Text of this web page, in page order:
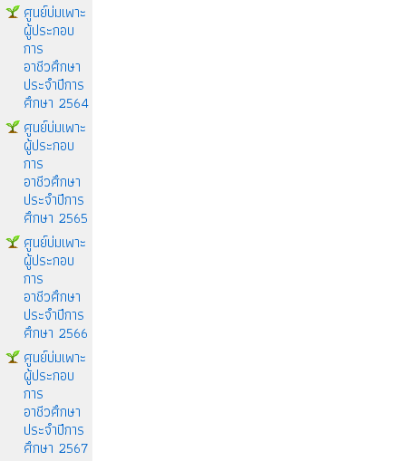
ศูนย์บ่มเพาะ
ผู้ประกอบ
การ
อาชีวศึกษา
ประจำปีการ
ศึกษา 2564
ศูนย์บ่มเพาะ
ผู้ประกอบ
การ
อาชีวศึกษา
ประจำปีการ
ศึกษา 2565
ศูนย์บ่มเพาะ
ผู้ประกอบ
การ
อาชีวศึกษา
ประจำปีการ
ศึกษา 2566
ศูนย์บ่มเพาะ
ผู้ประกอบ
การ
อาชีวศึกษา
ประจำปีการ
ศึกษา 2567